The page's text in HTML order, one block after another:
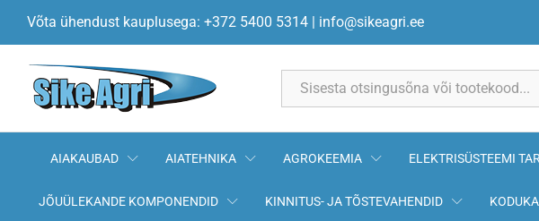
Võta ühendust kauplusega: +372 5400 5314 | info@sikeagri.ee
AIAKAUBAD AIATEHNIKA AGROKEEMIA ELEKTRISÜSTEEMI
JÕUÜLEKANDE KOMPONENDID KINNITUS- JA TÕSTEVAHENDID
Kirjeldus